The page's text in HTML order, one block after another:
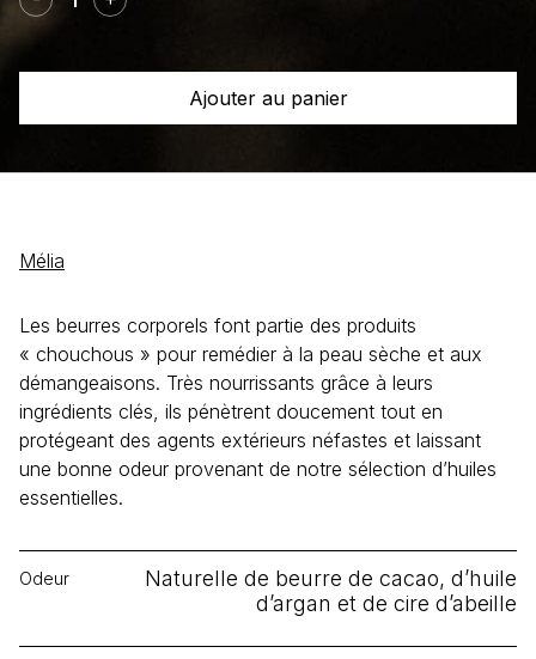
Beurre
Cacao
Miel
Ajouter au panier
Mélia
Les beurres corporels font partie des produits
« chouchous » pour remédier à la peau sèche et aux
démangeaisons. Très nourrissants grâce à leurs
ingrédients clés, ils pénètrent doucement tout en
protégeant des agents extérieurs néfastes et laissant
une bonne odeur provenant de notre sélection d’huiles
essentielles.
Odeur
Naturelle de beurre de cacao, d’huile
d’argan et de cire d’abeille